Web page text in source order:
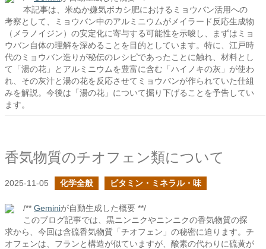
本記事は、米ぬか嫌気ボカシ肥におけるミョウバン活用への
考察として、ミョウバン中のアルミニウムがメイラード反応生成物
（メラノイジン）の安定化に寄与する可能性を示唆し、まずはミョ
ウバン自体の理解を深めることを目的としています。特に、江戸時
代のミョウバン造りが秘伝のレシピであったことに触れ、材料とし
て「湯の花」とアルミニウムを豊富に含む「ハイノキの灰」が使わ
れ、その灰汁と湯の花を反応させてミョウバンが作られていた仕組
みを解説。今後は「湯の花」について掘り下げることを予告してい
ます。
香気物質のチオフェン類について
2025-11-05 化学全般 ビタミン・ミネラル・味
/** Geminiが自動生成した概要 **/
このブログ記事では、黒ニンニクやニンニクの香気物質の探
求から、今回は含硫香気物質「チオフェン」の秘密に迫ります。チ
オフェンは、フランと構造が似ていますが、酸素の代わりに硫黄が